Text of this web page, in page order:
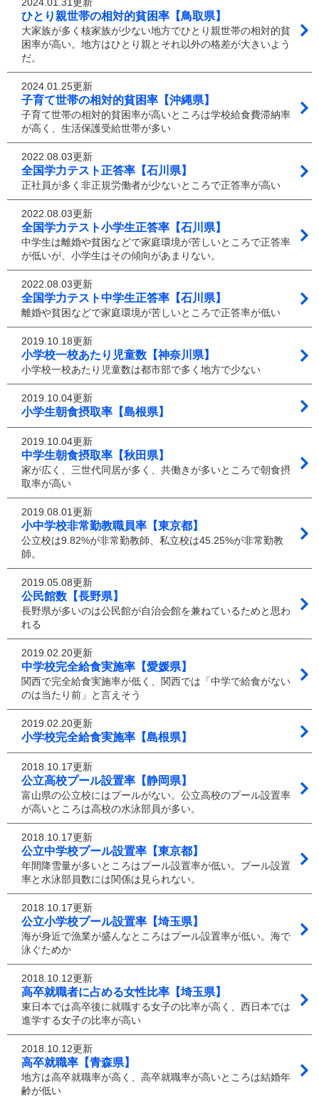
ひとり親世帯の相対的貧困率【鳥取県】
大家族が多く核家族が少ない地方でひとり親世帯の相対的貧
困率が高い。地方はひとり親とそれ以外の格差が大きいよう
だ。
2024.01.25更新
子育て世帯の相対的貧困率【沖縄県】
子育て世帯の相対的貧困率が高いところは学校給食費滞納率
が高く、生活保護受給世帯が多い
2022.08.03更新
全国学力テスト正答率【石川県】
正社員が多く非正規労働者が少ないところで正答率が高い
2022.08.03更新
全国学力テスト小学生正答率【石川県】
中学生は離婚や貧困などで家庭環境が苦しいところで正答率
が低いが、小学生はその傾向があまりない。
2022.08.03更新
全国学力テスト中学生正答率【石川県】
離婚や貧困などで家庭環境が苦しいところで正答率が低い
2019.10.18更新
小学校一校あたり児童数【神奈川県】
小学校一校あたり児童数は都市部で多く地方で少ない
2019.10.04更新
小学生朝食摂取率【島根県】
2019.10.04更新
中学生朝食摂取率【秋田県】
家が広く、三世代同居が多く、共働きが多いところで朝食摂
取率が高い
2019.08.01更新
小中学校非常勤教職員率【東京都】
公立校は9.82%が非常勤教師、私立校は45.25%が非常勤教
師。
2019.05.08更新
公民館数【長野県】
長野県が多いのは公民館が自治会館を兼ねているためと思わ
れる
2019.02.20更新
中学校完全給食実施率【愛媛県】
関西で完全給食実施率が低く、関西では「中学で給食がない
のは当たり前」と言えそう
2019.02.20更新
小学校完全給食実施率【島根県】
2018.10.17更新
公立高校プール設置率【静岡県】
富山県の公立校にはプールがない。公立高校のプール設置率
が高いところは高校の水泳部員が多い。
2018.10.17更新
公立中学校プール設置率【東京都】
年間降雪量が多いところはプール設置率が低い。プール設置
率と水泳部員数には関係は見られない。
2018.10.17更新
公立小学校プール設置率【埼玉県】
海が身近で漁業が盛んなところはプール設置率が低い。海で
泳ぐためか
2018.10.12更新
高卒就職者に占める女性比率【埼玉県】
東日本では高卒後に就職する女子の比率が高く、西日本では
進学する女子の比率が高い
2018.10.12更新
高卒就職率【青森県】
地方は高卒就職率が高く、高卒就職率が高いところは結婚年
齢が低い